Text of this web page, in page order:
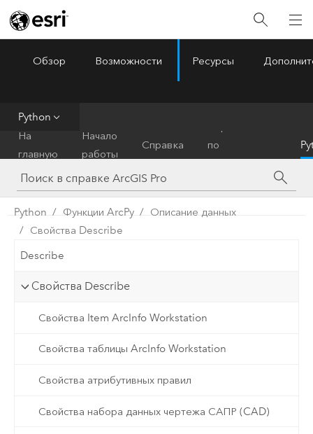
ArcGIS Pro
Обзор Возможности Ресурсы
Python
На
главную
Начало
работы
Справка
по
инструментам
Python Функции ArcPy
Описание данных
Свойства Describe
Describe
Свойства Describe
Свойства Item ArcInfo Workstation
Свойства таблицы ArcInfo Workstation
Свойства атрибутивных правил
Свойства набора данных чертежа САПР (CAD)